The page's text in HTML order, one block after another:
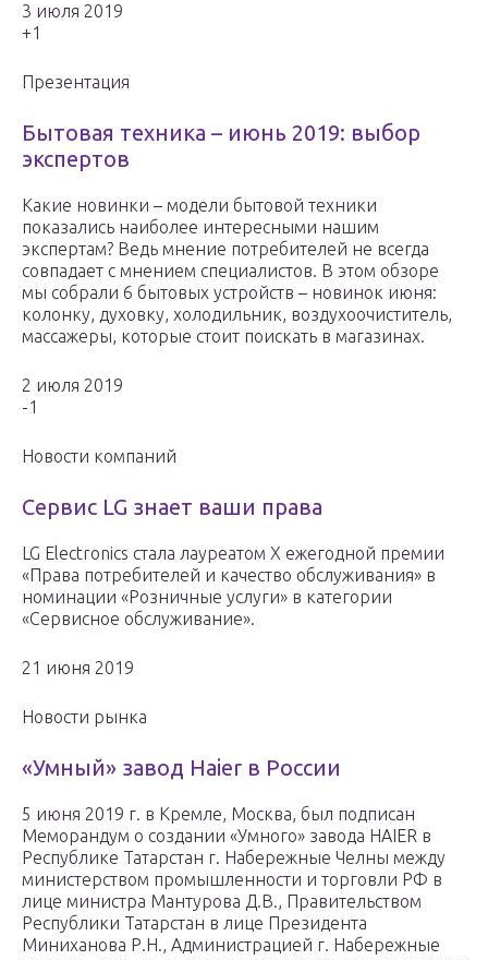
3 июля 2019
+1
Презентация
Бытовая техника – июнь 2019: выбор
экспертов
Какие новинки – модели бытовой техники
показались наиболее интересными нашим
экспертам? Ведь мнение потребителей не всегда
совпадает с мнением специалистов. В этом обзоре
мы собрали 6 бытовых устройств – новинок июня:
колонку, духовку, холодильник, воздухоочиститель,
массажеры, которые стоит поискать в магазинах.
2 июля 2019
-1
Новости компаний
Сервис LG знает ваши права
LG Electronics стала лауреатом Х ежегодной премии
«Права потребителей и качество обслуживания» в
номинации «Розничные услуги» в категории
«Сервисное обслуживание».
21 июня 2019
Новости рынка
«Умный» завод Haier в России
5 июня 2019 г. в Кремле, Москва, был подписан
Меморандум о создании «Умного» завода HAIER в
Республике Татарстан г. Набережные Челны между
министерством промышленности и торговли РФ в
лице министра Мантурова Д.В., Правительством
Республики Татарстан в лице Президента
Миниханова Р.Н., Администрацией г. Набережные